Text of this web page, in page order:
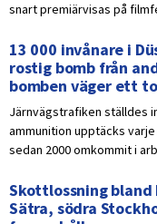
snart premiärvisas på
13 000 invånare i
rostig bomb från
bomben väger ett
Järnvägstrafiken ställdes
ammunition upptäcks
sedan 2000 omkommit i
Skottlossning bland
Sätra, södra